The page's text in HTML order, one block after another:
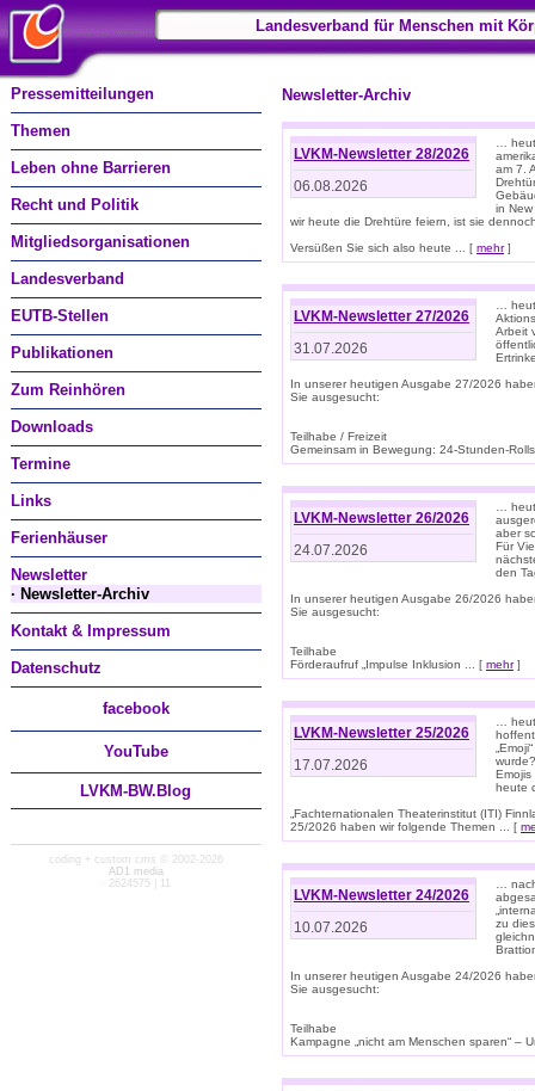
Landesverband für Menschen mit
Pressemitteilungen
Themen
Leben ohne Barrieren
Recht und Politik
Mitgliedsorganisationen
Landesverband
EUTB-Stellen
Publikationen
Zum Reinhören
Downloads
Termine
Links
Ferienhäuser
Newsletter
· Newsletter-Archiv
Kontakt & Impressum
Datenschutz
facebook
YouTube
LVKM-BW.Blog
coding + custom cms © 2002-2026
AD1 media
· 2624575 | 11
Newsletter-Archiv
LVKM-Newsletter 28/2026
06.08.2026
…
am 7.
in
wir heute die Drehtüre feiern, ist sie
Versüßen Sie sich also heute ... [ mehr]
LVKM-Newsletter 27/2026
31.07.2026
…
Arbeit
In unserer heutigen Ausgabe 27/2026
Sie ausgesucht:
Teilhabe / Freizeit
Gemeinsam in Bewegung: 24-Stunden-
LVKM-Newsletter 26/2026
24.07.2026
…
aber
Für
den
In unserer heutigen Ausgabe 26/2026
Sie ausgesucht:
Teilhabe
Förderaufruf „Impulse Inklusion ... [ mehr]
LVKM-Newsletter 25/2026
17.07.2026
…
Emojis
heute
„Fachternationalen Theaterinstitut (ITI)
25/2026 haben wir folgende Themen ... [
LVKM-Newsletter 24/2026
10.07.2026
…
zu
In unserer heutigen Ausgabe 24/2026
Sie ausgesucht:
Teilhabe
Kampagne „nicht am Menschen sparen“ –